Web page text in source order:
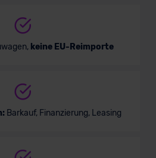
keine EU-Reimporte
Barkauf, Finanzierung, Leasing